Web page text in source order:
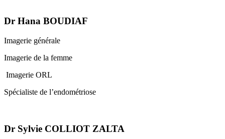
Dr Hana BOUDIAF
Imagerie générale
Imagerie de la femme
Imagerie ORL
Spécialiste de l’endométriose
Dr Sylvie COLLIOT ZALTA